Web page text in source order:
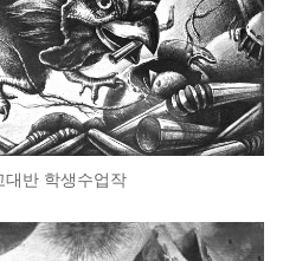
반 학생수업작